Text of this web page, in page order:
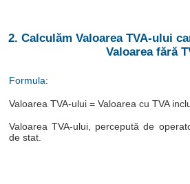
2. Calculăm Valoarea TVA-ului
Valoarea fără
Formula:
Valoarea TVA-ului = Valoarea cu TVA
Valoarea TVA-ului, percepută de
de stat.